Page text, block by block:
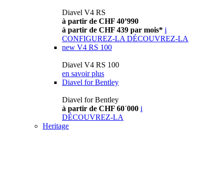
Diavel V4 RS
à partir de CHF 40’990
à partir de CHF 439 par mois* i
CONFIGUREZ-LA DÉCOUVREZ-LA
new V4 RS 100
Diavel V4 RS 100
en savoir plus
Diavel for Bentley
Diavel for Bentley
à partir de CHF 60´000 i
DÉCOUVREZ-LA
Heritage